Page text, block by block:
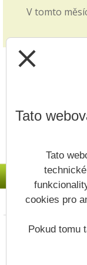
Zkrácené
28.09.2025
v pátek 3.10.
Jak si vybrat
Video z
Upřesnění v
11.09.2025
Na Vaše
školy.
Plánovaná
V tomto
Prohlášení o
Copyright ©
close
Tato
Tato
cookies pro
Pokud tomu